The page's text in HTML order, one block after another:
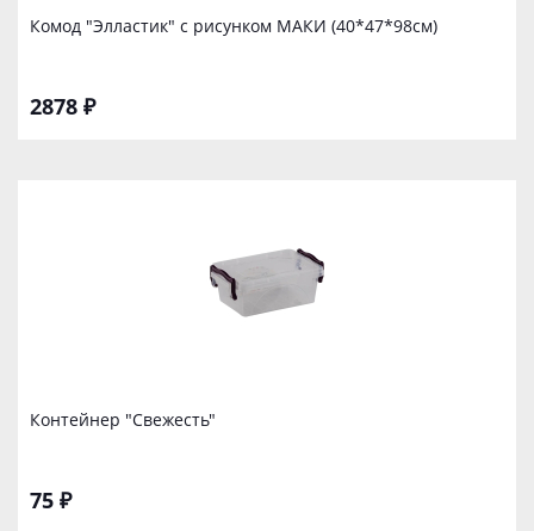
Комод "Элластик" с рисунком МАКИ (40*47*98см)
2878 ₽
Контейнер "Свежесть"
75 ₽